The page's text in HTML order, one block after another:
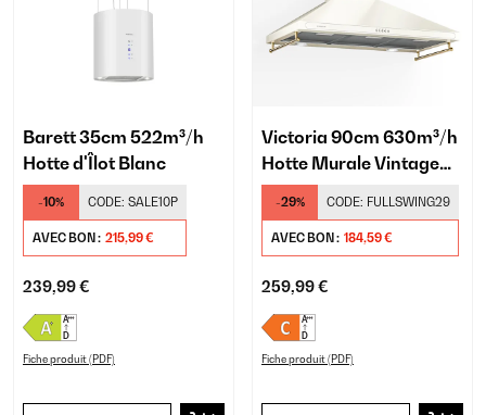
Barett 35cm 522m³/h
Hotte d'Îlot Blanc
-10% CODE: SALE10P
AVEC BON : 215,99 €
239,99 €
Fiche produit (PDF)
Victoria 90cm 630m³/h
Hotte Murale Vintage
Crème
-29% CODE: FULLSWING29
AVEC BON : 184,59 €
259,99 €
Fiche produit (PDF)